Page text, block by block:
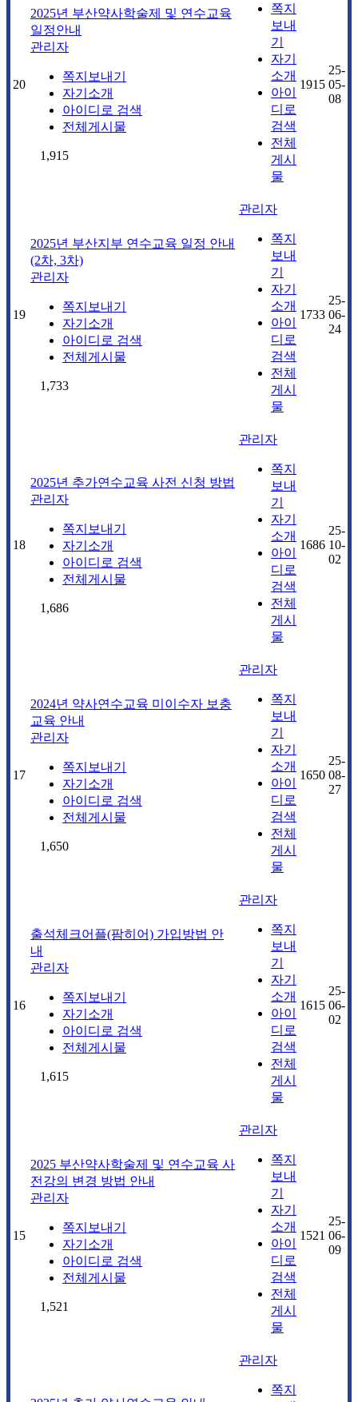
20
2025년 부산약사학술제 및 연수교육
일정안내
관리자
쪽지보내기
자기소개
아이디로 검색
전체게시물
1,915
쪽지
보내
기
자기
소개
아이
디로
검색
전체
게시
물
1915
25-
05-
08
19
2025년 부산지부 연수교육 일정 안내
(2차, 3차)
관리자
쪽지보내기
자기소개
아이디로 검색
전체게시물
1,733
관리자
쪽지
보내
기
자기
소개
아이
디로
검색
전체
게시
물
1733
25-
06-
24
18
2025년 추가연수교육 사전 신청 방법
관리자
쪽지보내기
자기소개
아이디로 검색
전체게시물
1,686
관리자
쪽지
보내
기
자기
소개
아이
디로
검색
전체
게시
물
1686
25-
10-
02
17
2024년 약사연수교육 미이수자 보충
교육 안내
관리자
쪽지보내기
자기소개
아이디로 검색
전체게시물
1,650
관리자
쪽지
보내
기
자기
소개
아이
디로
검색
전체
게시
물
1650
25-
08-
27
16
출석체크어플(팜히어) 가입방법 안
내
관리자
쪽지보내기
자기소개
아이디로 검색
전체게시물
1,615
관리자
쪽지
보내
기
자기
소개
아이
디로
검색
전체
게시
물
1615
25-
06-
02
15
2025 부산약사학술제 및 연수교육 사
전강의 변경 방법 안내
관리자
쪽지보내기
자기소개
아이디로 검색
전체게시물
1,521
관리자
쪽지
보내
기
자기
소개
아이
디로
검색
전체
게시
물
1521
25-
06-
09
관리자
쪽지